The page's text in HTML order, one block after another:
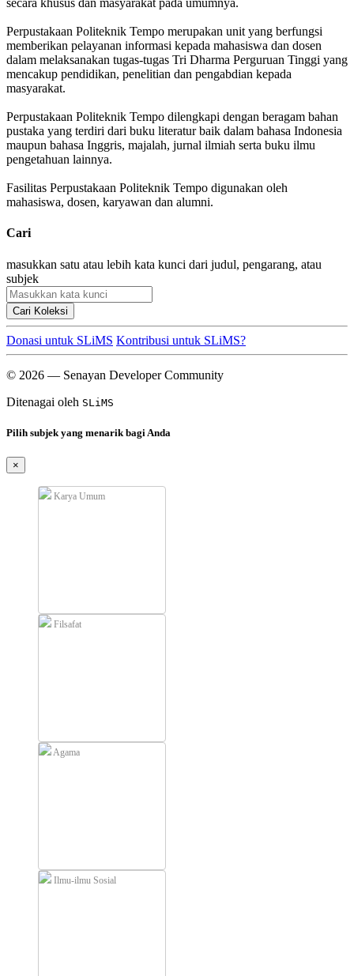
secara khusus dan masyarakat pada umumnya.
Perpustakaan Politeknik Tempo merupakan unit yang berfungsi
memberikan pelayanan informasi kepada mahasiswa dan dosen
dalam melaksanakan tugas-tugas Tri Dharma Perguruan Tinggi yang
mencakup pendidikan, penelitian dan pengabdian kepada
masyarakat.
Perpustakaan Politeknik Tempo dilengkapi dengan beragam bahan
pustaka yang terdiri dari buku literatur baik dalam bahasa Indonesia
maupun bahasa Inggris, majalah, jurnal ilmiah serta buku ilmu
pengetahuan lainnya.
Fasilitas Perpustakaan Politeknik Tempo digunakan oleh
mahasiswa, dosen, karyawan dan alumni.
Cari
masukkan satu atau lebih kata kunci dari judul, pengarang, atau
subjek
Cari Koleksi
Donasi untuk SLiMS Kontribusi untuk SLiMS?
© 2026 — Senayan Developer Community
Ditenagai oleh SLiMS
Pilih subjek yang menarik bagi Anda
×
Karya Umum
Filsafat
Agama
Ilmu-ilmu Sosial